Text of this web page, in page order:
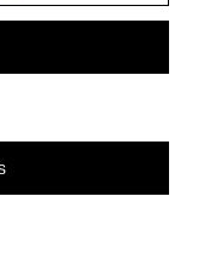
votre